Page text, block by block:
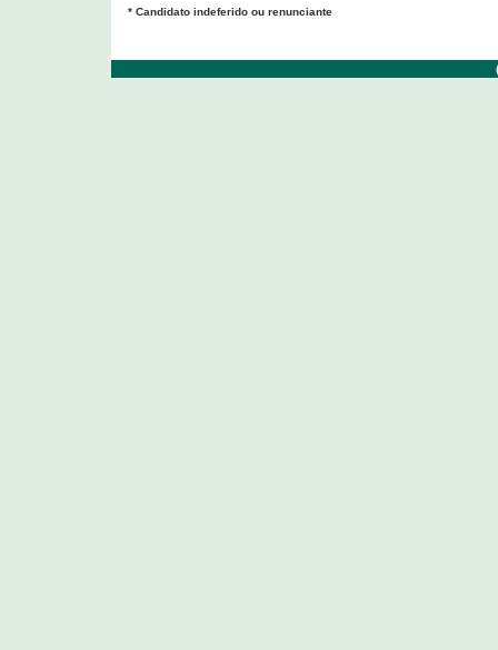
* Candidato indeferido ou renunciante